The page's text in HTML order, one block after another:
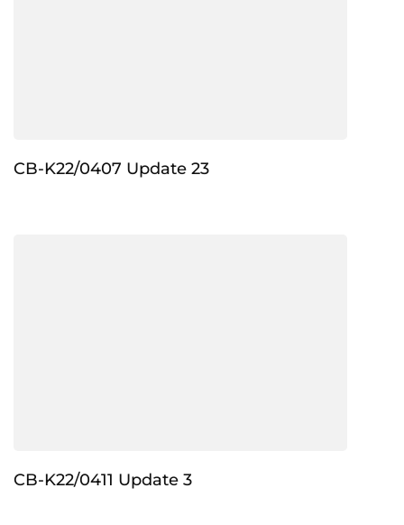
CB-K22/0407 Update 23
CB-K22/0411 Update 3